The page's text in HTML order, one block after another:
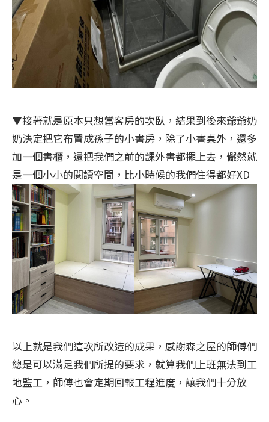
▼接著就是原本只想當客房的次臥，結果到後來爺爺奶
奶決定把它布置成孫子的小書房，除了小書桌外，還多
加一個書櫃，還把我們之前的課外書都擺上去，儼然就
是一個小小的閱讀空間，比小時候的我們住得都好XD
以上就是我們這次所改造的成果，感謝森之屋的師傅們
總是可以滿足我們所提的要求，就算我們上班無法到工
地監工，師傅也會定期回報工程進度，讓我們十分放
心。